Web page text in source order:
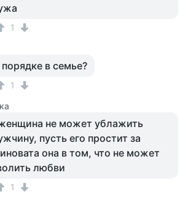
1
в семье?
1
не может ублажить
пусть его простит за
она в том, что не может
любви
1